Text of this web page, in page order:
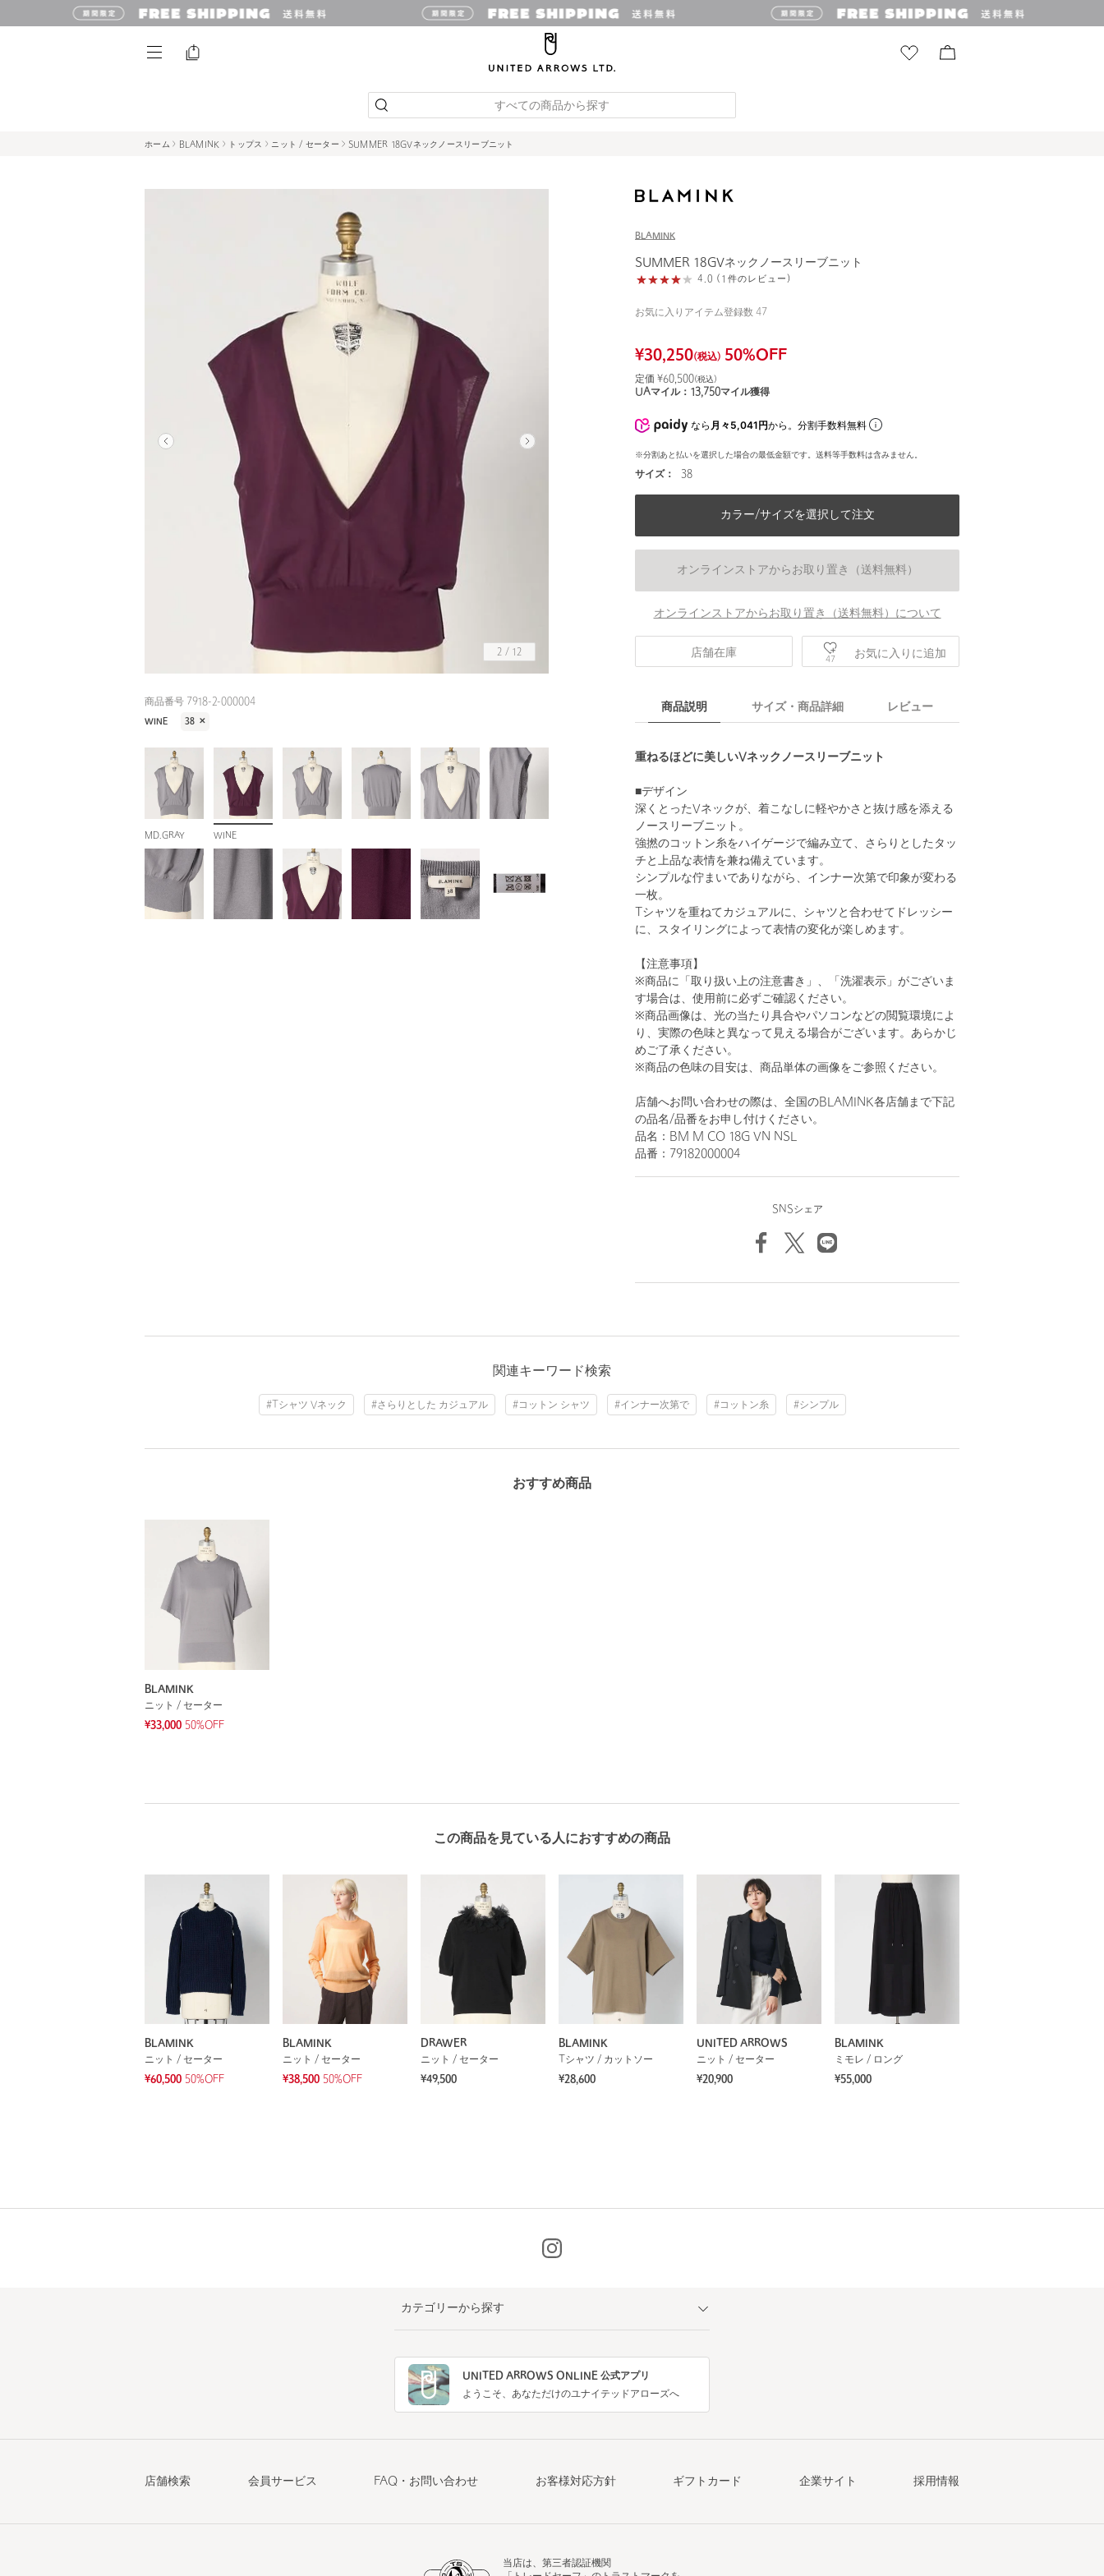
すべての商品から探す
ホーム BLAMINK トップス ニット / セーター SUMMER 18GVネックノースリーブニット
2 / 12
商品番号 7918-2-000004
WINE 38 ✕
MD.GRAY WINE
BLAMINK
SUMMER 18GVネックノースリーブニット
4.0 (1件のレビュー)
お気に入りアイテム登録数 47
¥30,250(税込) 50%OFF
定価 ¥60,500(税込)
UAマイル： 13,750マイル獲得
なら 月々5,041円から。分割手数料無料
※分割あと払いを選択した場合の最低金額です。送料等手数料は含みません。
サイズ： 38
カラー/サイズを選択して注文
オンラインストアからお取り置き（送料無料）
オンラインストアからお取り置き（送料無料）について
店舗在庫
47 お気に入りに追加
商品説明 サイズ・商品詳細 レビュー
重ねるほどに美しいVネックノースリーブニット
■デザイン
深くとったVネックが、着こなしに軽やかさと抜け感を添える
ノースリーブニット。
強撚のコットン糸をハイゲージで編み立て、さらりとしたタッ
チと上品な表情を兼ね備えています。
シンプルな佇まいでありながら、インナー次第で印象が変わる
一枚。
Tシャツを重ねてカジュアルに、シャツと合わせてドレッシー
に、スタイリングによって表情の変化が楽しめます。
【注意事項】
※商品に「取り扱い上の注意書き」、「洗濯表示」がございま
す場合は、使用前に必ずご確認ください。
※商品画像は、光の当たり具合やパソコンなどの閲覧環境によ
り、実際の色味と異なって見える場合がございます。あらかじ
めご了承ください。
※商品の色味の目安は、商品単体の画像をご参照ください。
店舗へお問い合わせの際は、全国のBLAMINK各店舗まで下記
の品名/品番をお申し付けください。
品名：BM M CO 18G VN NSL
品番：79182000004
SNSシェア
関連キーワード検索
#Tシャツ Vネック #さらりとした カジュアル #コットン シャツ #インナー次第で #コットン糸 #シンプル
おすすめ商品
BLAMINK
ニット / セーター
¥33,000 50%OFF
この商品を見ている人におすすめの商品
BLAMINK
ニット / セーター
¥60,500 50%OFF
BLAMINK
ニット / セーター
¥38,500 50%OFF
DRAWER
ニット / セーター
¥49,500
BLAMINK
Tシャツ / カットソー
¥28,600
UNITED ARROWS
ニット / セーター
¥20,900
BLAMINK
ミモレ / ロング
¥55,000
MD.GRAY
カテゴリーから探す
UNITED ARROWS ONLINE 公式アプリ
ようこそ、あなただけのユナイテッドアローズへ
店舗検索 会員サービス FAQ・お問い合わせ お客様対応方針 ギフトカード 企業サイト 採用情報
当店は、第三者認証機関